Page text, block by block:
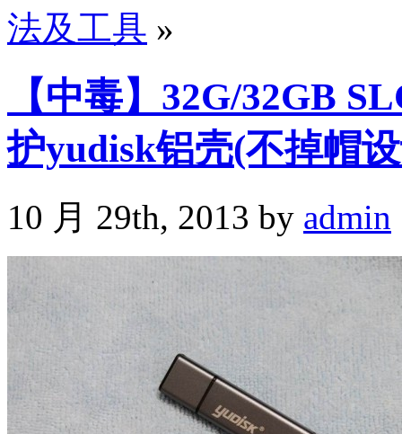
法及工具 »
【中毒】32G/32GB
护yudisk铝壳(不掉帽
10 月 29th, 2013 by admin